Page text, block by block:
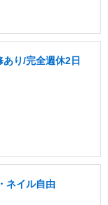
り/完全週休2日
ネイル自由